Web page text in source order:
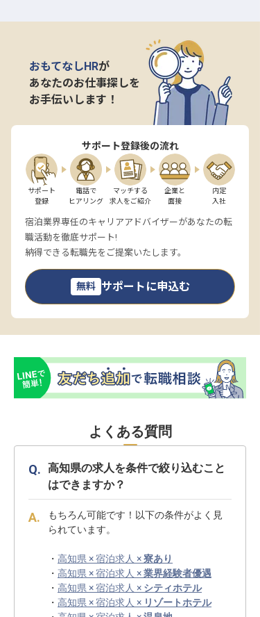
おもてなしHRが
あなたのお仕事探しを
お手伝いします！
サポート登録後の流れ
サポート
登録
電話で
ヒアリング
マッチする
求人をご紹介
企業と
面接
内定
入社
宿泊業界専任のキャリアアドバイザーがあなたの転
職活動を徹底サポート!
納得できる転職先をご提案いたします。
無料 サポートに申込む
よくある質問
高知県の求人を条件で絞り込むこと
はできますか？
もちろん可能です！以下の条件がよく見
られています。
・ 高知県 × 宿泊求人 ×寮あり
・ 高知県 × 宿泊求人 ×業界経験者優遇
・ 高知県 × 宿泊求人 × シティホテル
・ 高知県 × 宿泊求人 × リゾートホテル